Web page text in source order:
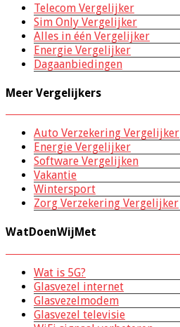
Telecom Vergelijker
Sim Only Vergelijker
Alles in één Vergelijker
Energie Vergelijker
Dagaanbiedingen
Meer Vergelijkers
Auto Verzekering Vergelijker
Energie Vergelijker
Software Vergelijken
Vakantie
Wintersport
Zorg Verzekering Vergelijker
WatDoenWijMet
Wat is 5G?
Glasvezel internet
Glasvezelmodem
Glasvezel televisie